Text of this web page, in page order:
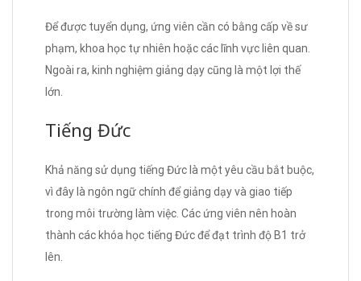
Để được tuyển dụng, ứng viên cần có bằng cấp về sư
phạm, khoa học tự nhiên hoặc các lĩnh vực liên quan.
Ngoài ra, kinh nghiệm giảng dạy cũng là một lợi thế
lớn.
Tiếng Đức
Khả năng sử dụng tiếng Đức là một yêu cầu bắt buộc,
vì đây là ngôn ngữ chính để giảng dạy và giao tiếp
trong môi trường làm việc. Các ứng viên nên hoàn
thành các khóa học tiếng Đức để đạt trình độ B1 trở
lên.